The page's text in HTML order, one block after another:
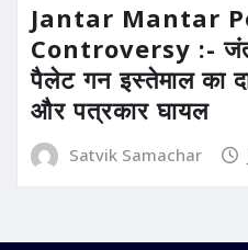
Jantar Mantar
Controversy :-
पैलेट गन इस्तेमाल का
और पत्रकार घायल
Satvik Samachar